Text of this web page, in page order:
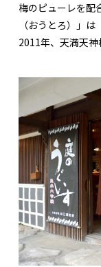
梅のピューレを配
（おうとろ）」は
2011年、天満天神